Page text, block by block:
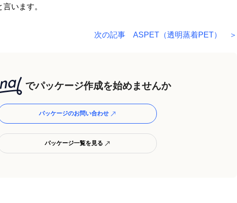
います。
次の記事 ASPET（透明蒸着PET） ＞
でパッケージ作成を始めませんか
パッケージのお問い合わせ
パッケージ一覧を見る